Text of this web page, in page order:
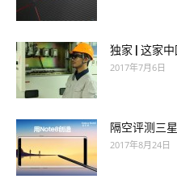
独家 | 这家
2017年7月6日
隔空评测三
2017年8月24日